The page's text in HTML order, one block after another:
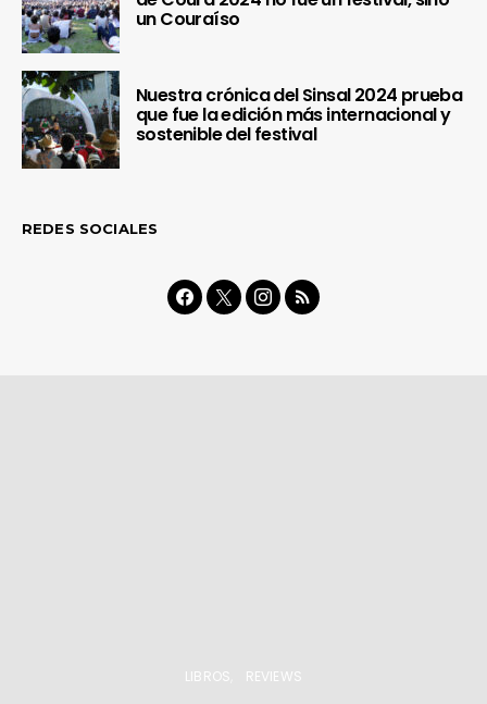
un Couraíso
Nuestra crónica del Sinsal 2024 prueba
que fue la edición más internacional y
sostenible del festival
REDES SOCIALES
LIBROS REVIEWS